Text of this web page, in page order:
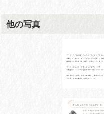
他の写真